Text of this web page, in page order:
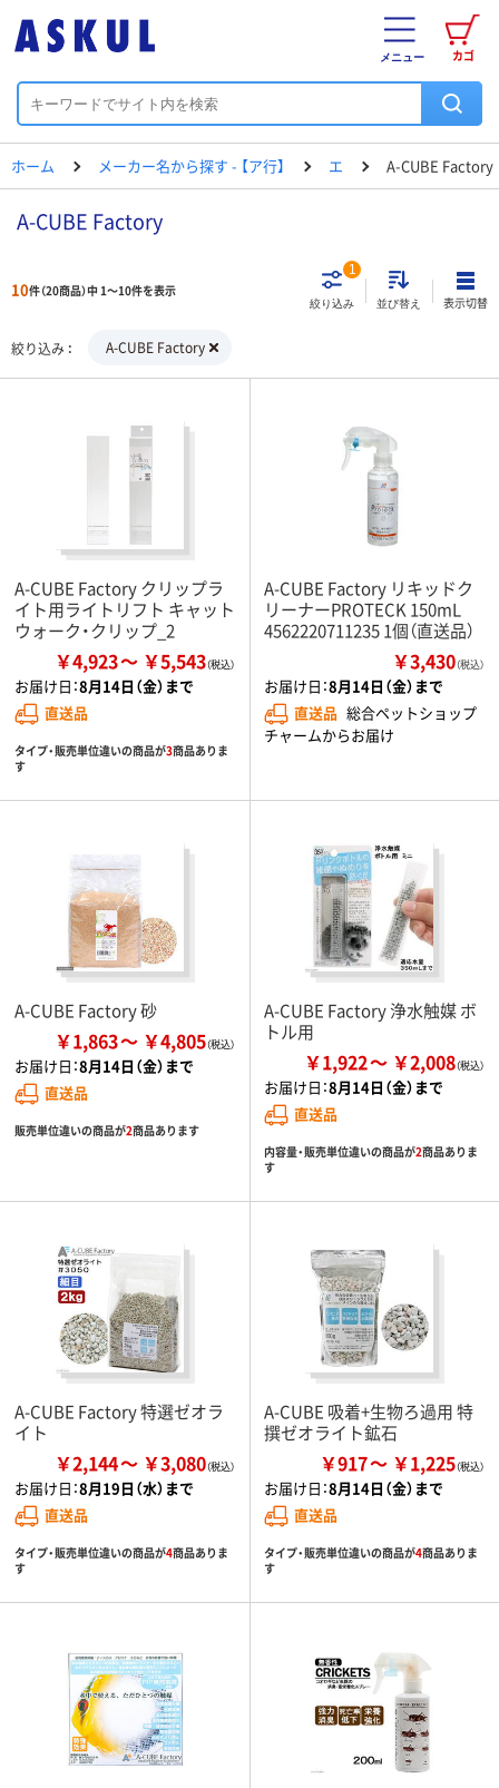
カゴ
メニュー
ホーム メーカー名から探す - 【ア行】 エ A-CUBE Factory
A-CUBE Factory
10件（20商品）中 1～10件を表示
絞り込み
1
並び替え 表示切替
絞り込み A-CUBE Factory
A-CUBE Factory クリップラ
イト用ライトリフト キャット
ウォーク・クリップ_2
￥4,923 ￥5,543
お届け日：8月14日（金）まで
直送品
タイプ・販売単位違いの商品が3商品ありま
す
A-CUBE Factory リキッドク
リーナーPROTECK 150mL
4562220711235 1個（直送品）
￥3,430（税込）
お届け日：8月14日（金）まで
直送品 総合ペットショップ
チャームからお届け
A-CUBE Factory 砂
￥1,863 ￥4,805
お届け日：8月14日（金）まで
直送品
販売単位違いの商品が2商品あります
A-CUBE Factory 浄水触媒 ボ
トル用
￥1,922 ￥2,008
お届け日：8月14日（金）まで
直送品
内容量・販売単位違いの商品が2商品ありま
す
A-CUBE Factory 特選ゼオラ
イト
￥2,144 ￥3,080
お届け日：8月19日（水）まで
直送品
タイプ・販売単位違いの商品が4商品ありま
す
A-CUBE 吸着+生物ろ過用 特
撰ゼオライト鉱石
￥917 ￥1,225
お届け日：8月14日（金）まで
直送品
タイプ・販売単位違いの商品が4商品ありま
す